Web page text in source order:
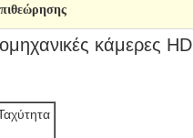
κάμερες HD